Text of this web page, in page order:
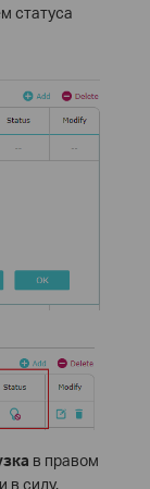
статуса
в правом
в силу.